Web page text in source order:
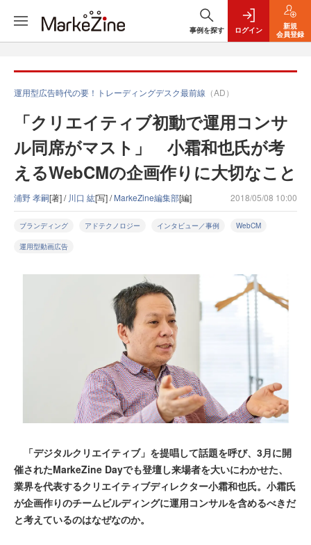
事例を探す ログイン
新規
会員登録
運用型広告時代の要！トレーディングデスク最前線 （AD）
「クリエイティブ初動で運用コンサ
ル同席がマスト」 小霜和也氏が考
えるWebCMの企画作りに大切なこと
浦野 孝嗣[著] / 川口 紘[写] /MarkeZine編集部[編] 2018/05/08 10:00
ブランディング アドテクノロジー インタビュー／事例 WebCM
運用型動画広告
「デジタルクリエイティブ」を提唱して話題を呼び、3月に開
催されたMarkeZine Dayでも登壇し来場者を大いにわかせた、
業界を代表するクリエイティブディレクター小霜和也氏。小霜氏
が企画作りのチームビルディングに運用コンサルを含めるべきだ
と考えているのはなぜなのか。